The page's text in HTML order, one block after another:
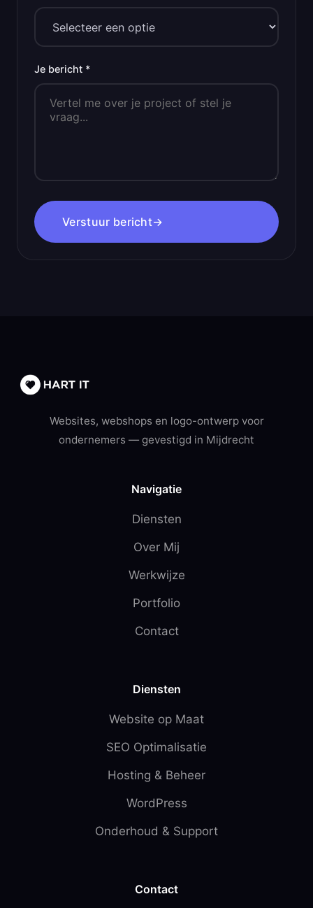
Je bericht *
Verstuur bericht→
Websites, webshops en logo-ontwerp voor
ondernemers — gevestigd in Mijdrecht
Navigatie
Diensten
Over Mij
Werkwijze
Portfolio
Contact
Diensten
Website op Maat
SEO Optimalisatie
Hosting & Beheer
WordPress
Onderhoud & Support
Contact